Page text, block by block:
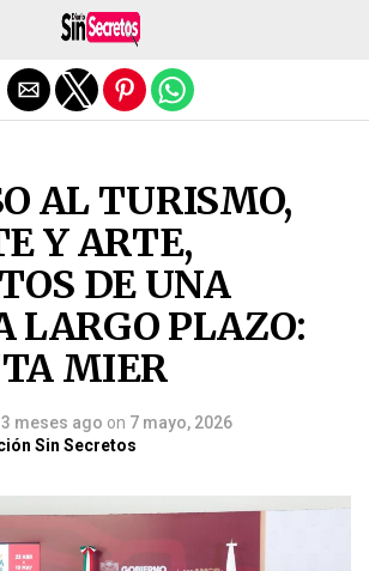
AL TURISMO,
Y ARTE,
DE UNA
LARGO PLAZO:
MIER
3 meses ago on 7 mayo, 2026
Sin Secretos
Salir de la versión móvil